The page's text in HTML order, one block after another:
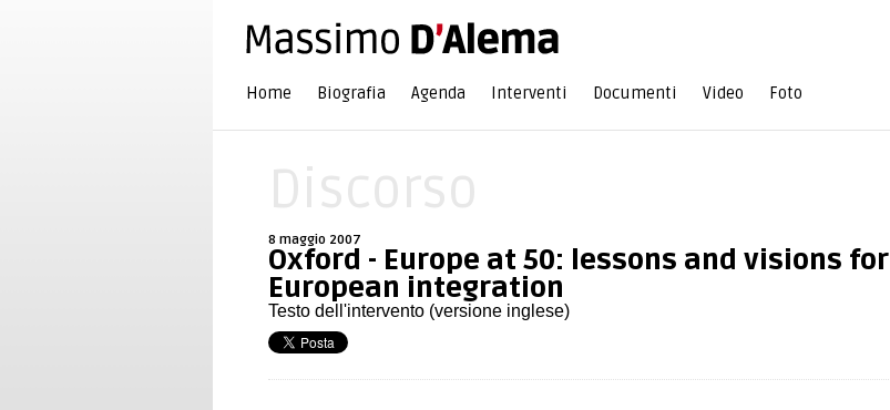
Home Biografia Agenda Interventi Documenti Video Foto
8 maggio 2007
Oxford - Europe at 50: lessons and visions for
European integration
Testo dell'intervento (versione inglese)